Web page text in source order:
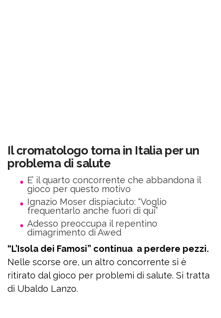
Il cromatologo torna in Italia per un
problema di salute
E’ il quarto concorrente che abbandona il
gioco per questo motivo
Ignazio Moser dispiaciuto: “Voglio
frequentarlo anche fuori di qui”
Adesso preoccupa il repentino
dimagrimento di Awed
“L’Isola dei Famosi” continua a perdere pezzi.
Nelle scorse ore, un altro concorrente si è
ritirato dal gioco per problemi di salute. Si tratta
di Ubaldo Lanzo.